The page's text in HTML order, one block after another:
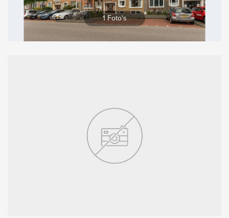
1 Foto'sVergroten